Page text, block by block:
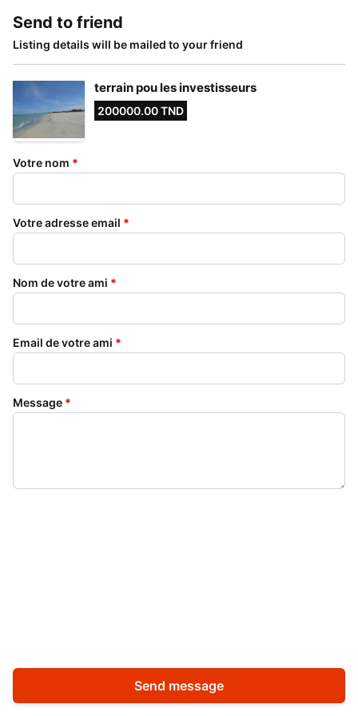
Send to friend
Listing details will be mailed to your friend
terrain pou les investisseurs
200000.00 TND
Votre nom *
Votre adresse email *
Nom de votre ami *
Email de votre ami *
Message *
Send message